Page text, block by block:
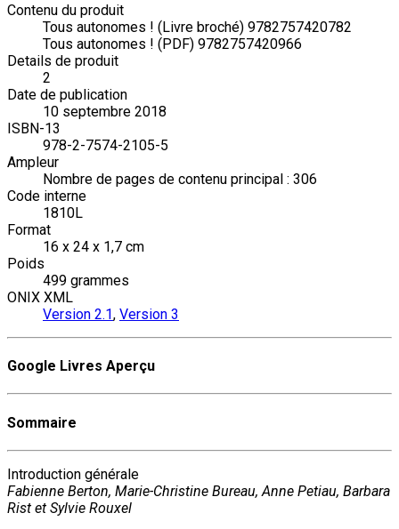
Contenu du produit
Tous autonomes ! (Livre broché) 9782757420782
Tous autonomes ! (PDF) 9782757420966
Details de produit
2
Date de publication
10 septembre 2018
ISBN-13
978-2-7574-2105-5
Ampleur
Nombre de pages de contenu principal : 306
Code interne
1810L
Format
16 x 24 x 1,7 cm
Poids
499 grammes
ONIX XML
Version 2.1, Version 3
Google Livres Aperçu
Sommaire
Introduction générale
Fabienne Berton, Marie-Christine Bureau, Anne Petiau, Barbara
Rist et Sylvie Rouxel